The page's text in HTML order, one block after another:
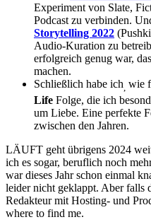
Experiment von Slate,
Podcast zu verbinden.
Storytelling 2022
Audio-Kuration zu
erfolgreich genug war,
machen.
Schließlich habe ich, wie
Life Folge, die ich
um Liebe. Eine perfekte
zwischen den Jahren.
LÄUFT geht übrigens 2024
ich es sogar, beruflich noch
war dieses Jahr schon einmal
leider nicht geklappt. Aber falls
Redakteur mit Hosting- und
where to find me.